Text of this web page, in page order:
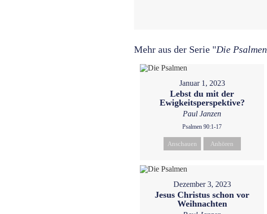
Mehr aus der Serie "Die Psalmen
Januar 1, 2023
Lebst du mit der
Ewigkeitsperspektive?
Paul Janzen
Psalmen 90:1-17
Anschauen Anhören
Dezember 3, 2023
Jesus Christus schon vor
Weihnachten